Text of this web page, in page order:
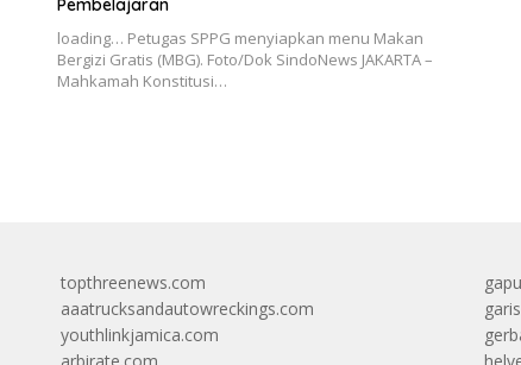
Pembelajaran
loading… Petugas SPPG menyiapkan menu Makan
Bergizi Gratis (MBG). Foto/Dok SindoNews JAKARTA –
Mahkamah Konstitusi…
topthreenews.com
aaatrucksandautowreckings.com
youthlinkjamica.com